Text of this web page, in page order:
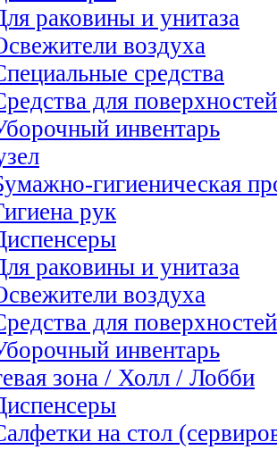
раковины и унитаза
воздуха
средства
для поверхностей
инвентарь
гигиеническая
рук
раковины и унитаза
воздуха
для поверхностей
инвентарь
зона / Холл / Лобби
на стол